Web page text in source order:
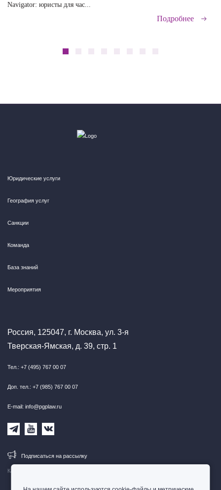
Navigator: юристы для час...
Подробнее
Карта сайта
Юридические услуги
География услуг
Санкции
Команда
База знаний
Мероприятия
Россия, 125047, г. Москва, ул. 3-я
Тверская-Ямская, д. 39, стр. 1
Тел.: +7 (495) 767 00 07
Доп. тел.: +7 (985) 767 00 07
E-mail: info@pgplaw.ru
Подписаться на рассылку